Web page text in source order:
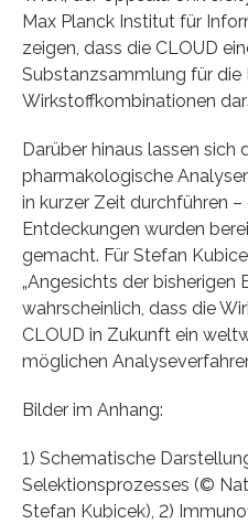
Max Planck Institut für
zeigen, dass die CLOUD
Substanzsammlung für die
Wirkstoffkombinationen
Darüber hinaus lassen sich
pharmakologische
in kurzer Zeit durchführen
Entdeckungen wurden
gemacht. Für Stefan
„Angesichts der bisherigen
wahrscheinlich, dass die
CLOUD in Zukunft ein
möglichen
Bilder im Anhang:
1) Schematische
Selektionsprozesses (©
Stefan Kubicek), 2)